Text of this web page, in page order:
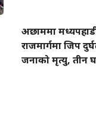
अछाममा
राजमार्गमा जिप
जनाको मृत्यु, तीन